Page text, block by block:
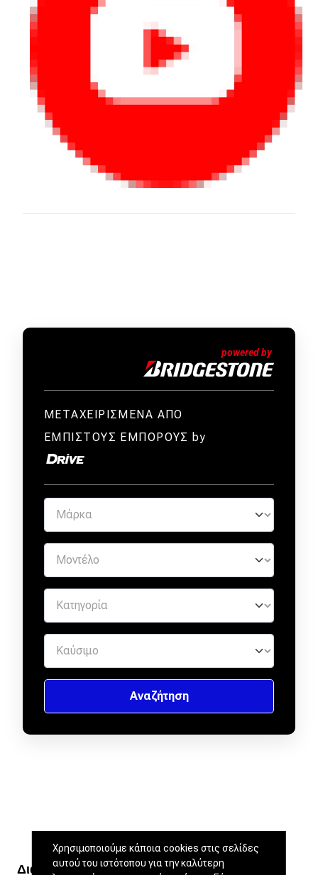
ΜΕΤΑΧΕΙΡΙΣΜΕΝΑ ΑΠΟ
ΕΜΠΙΣΤΟΥΣ ΕΜΠΟΡΟΥΣ by
Διαβάστε ακόμα
Χρησιμοποιούμε κάποια cookies στις σελίδες
αυτού του ιστότοπου για την καλύτερη